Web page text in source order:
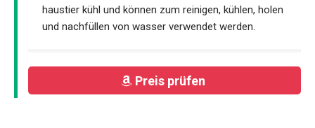
haustier kühl und können zum reinigen, kühlen, holen
und nachfüllen von wasser verwendet werden.
Preis prüfen